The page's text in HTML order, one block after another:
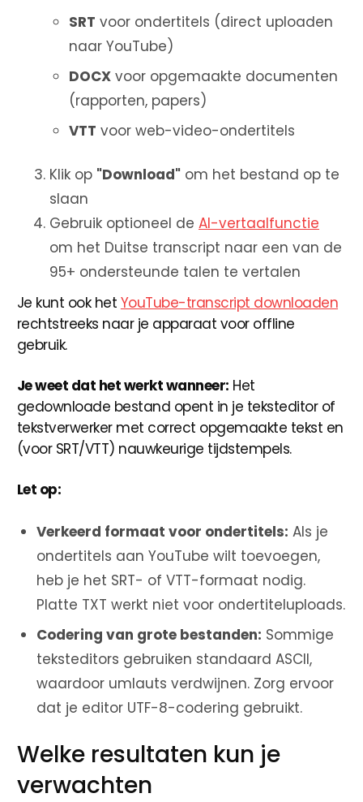
SRT voor ondertitels (direct uploaden
naar YouTube)
DOCX voor opgemaakte documenten
(rapporten, papers)
VTT voor web-video-ondertitels
Klik op "Download" om het bestand op te
slaan
Gebruik optioneel de AI-vertaalfunctie
om het Duitse transcript naar een van de
95+ ondersteunde talen te vertalen
Je kunt ook het YouTube-transcript downloaden
rechtstreeks naar je apparaat voor offline
gebruik.
Je weet dat het werkt wanneer: Het
gedownloade bestand opent in je teksteditor of
tekstverwerker met correct opgemaakte tekst en
(voor SRT/VTT) nauwkeurige tijdstempels.
Let op:
Verkeerd formaat voor ondertitels: Als je
ondertitels aan YouTube wilt toevoegen,
heb je het SRT- of VTT-formaat nodig.
Platte TXT werkt niet voor ondertiteluploads.
Codering van grote bestanden: Sommige
teksteditors gebruiken standaard ASCII,
waardoor umlauts verdwijnen. Zorg ervoor
dat je editor UTF-8-codering gebruikt.
Welke resultaten kun je
verwachten